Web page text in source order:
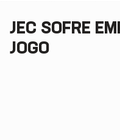
JEC SOFRE
JOGO